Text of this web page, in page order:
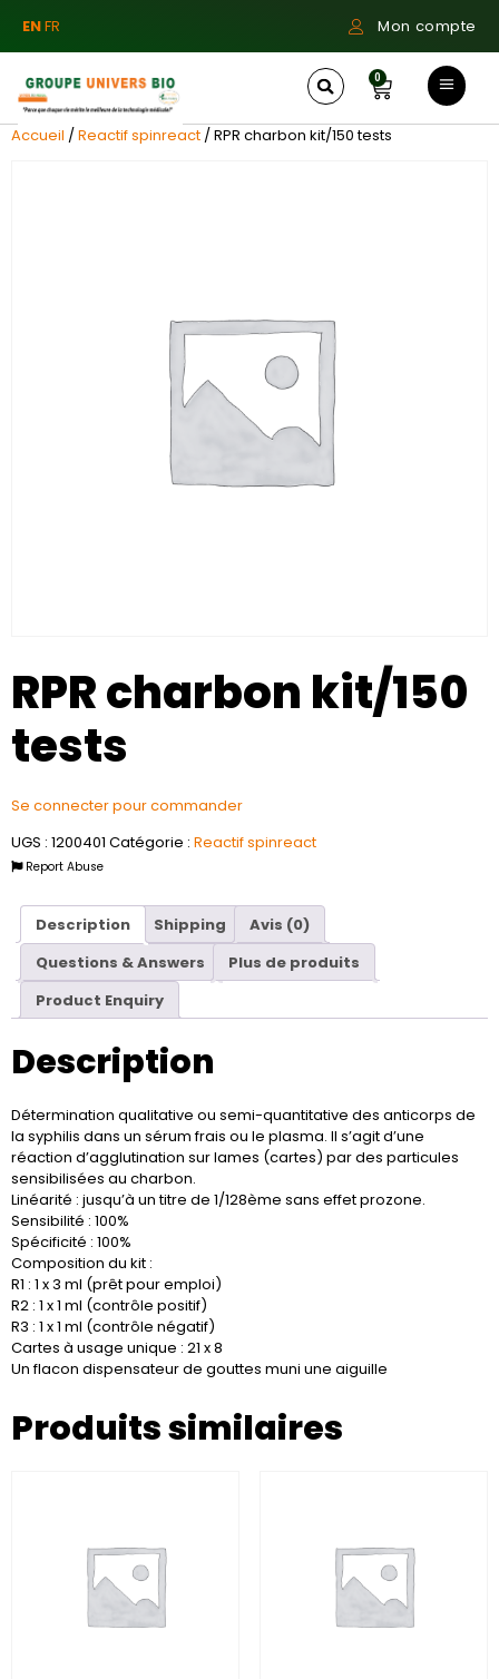
ENFR Mon compte
0
Accueil /Reactif spinreact / RPR charbon kit/150 tests
RPR charbon kit/150
tests
Se connecter pour commander
UGS : 1200401 Catégorie : Reactif spinreact
Report Abuse
Description Shipping
Avis (0)
Questions & Answers
Plus de produits
Product Enquiry
Description
Détermination qualitative ou semi-quantitative des anticorps de
la syphilis dans un sérum frais ou le plasma. Il s’agit d’une
réaction d’agglutination sur lames (cartes) par des particules
sensibilisées au charbon.
Linéarité : jusqu’à un titre de 1/128ème sans effet prozone.
Sensibilité : 100%
Spécificité : 100%
Composition du kit :
R1 : 1 x 3 ml (prêt pour emploi)
R2 : 1 x 1 ml (contrôle positif)
R3 : 1 x 1 ml (contrôle négatif)
Cartes à usage unique : 21 x 8
Un flacon dispensateur de gouttes muni une aiguille
Produits similaires